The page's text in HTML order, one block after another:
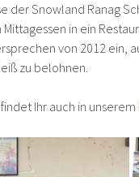
der Snowland Ranag
in ein
von 2012 ein,
zu belohnen.
Ihr auch in unserem